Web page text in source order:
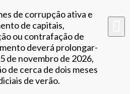
de corrupção ativa e
de capitais,
ou contrafação de
deverá prolongar-
de novembro de 2026,
de cerca de dois meses
de verão.